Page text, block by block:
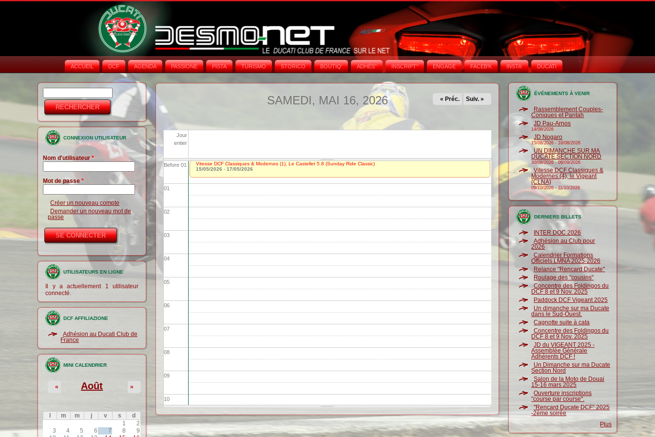
ACCUEIL DCF AGENDA PASSIONE PISTA TURISMO STORICO BOUTIQ' ADHÉS° INSCRIPT° ENGAGE FACEB'K INSTA‘ DUCATI
Formulaire de
recherche
CONNEXION UTILISATEUR
Nom d'utilisateur*
Mot de passe*
Créer un nouveau compte
Demander un nouveau mot de
passe
UTILISATEURS EN LIGNE
Il y a actuellement 1 utilisateur
connecté.
DCF AFFILIAZIONE
Adhésion au Ducati Club de
France
MINI CALENDRIER
Août
« »
m m j v s
d
1
2
3
4 5 6 7 8
9
SAMEDI, MAI 16, 2026 « Préc. Suiv. »
Jour
entier
Before 01
01
02
03
04
05
06
07
08
09
10
Vitesse DCF Classiques & Modernes (1), Le Castellet 5.8 (Sunday Ride Classic)
15/05/2026 -17/05/2026
ÉVÉNEMENTS À VENIR
Rassemblement Couples-
Coniques et Pantah
JD Pau-Arnos
14/08/2026
JD Nogaro
15/08/2026 -16/08/2026
UN DIMANCHE SUR MA
DUCATE SECTION NORD
30/08/2026-06/09/2026
Vitesse DCF Classiques &
Modernes (4), le Vigeant
(CLNA)
09/10/2026-11/10/2026
DERNIERS BILLETS
INTER DOC 2026
Adhésion au Club pour
2026
Calendrier Formations
Officiels LMNA 2025-2026
Relance "Rencard Ducate"
Roulage des "cousins"
Concentre des Foldingos du
DCF 8 et 9 Nov. 2025
Paddock DCF Vigeant 2025
Un dimanche sur ma Ducate
dans le Sud-Ouest.
Cagnotte suite à cata
Concentre des Foldingos du
DCF 8 et 9 Nov. 2025
JD du VIGEANT 2025 -
Assemblée Générale
Adhérents DCF !
Un Dimanche sur ma Ducate
Section Nord
Salon de la Moto de Douai
15-16 mars 2025
Ouverture inscriptions
"course par course".
"Rencard Ducate DCF" 2025
-2ème soirée
Plus